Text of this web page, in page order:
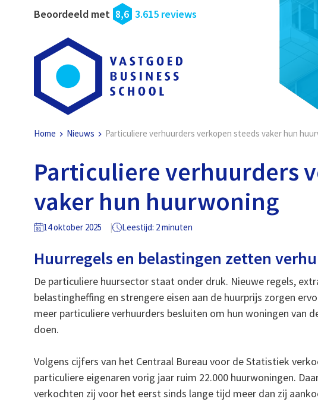
Beoordeeld met 8,6 3.615 reviews
Home Nieuws Particuliere verhuurders verkopen steeds vaker hun
Particuliere verhuurders
vaker hun huurwoning
14 oktober 2025 Leestijd: 2 minuten
Huurregels en belastingen zetten
De particuliere huursector staat onder druk. Nieuwe regels,
belastingheffing en strengere eisen aan de huurprijs zorgen
meer particuliere verhuurders besluiten om hun woningen van
doen.
Volgens cijfers van het Centraal Bureau voor de Statistiek
particuliere eigenaren vorig jaar ruim 22.000 huurwoningen.
verkochten zij voor het eerst sinds lange tijd meer dan zij